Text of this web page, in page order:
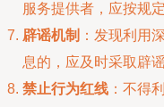
服务提供者，应按规
辟谣机制 ：发现利用
息的，应及时采取辟
禁止行为红线 ：不得